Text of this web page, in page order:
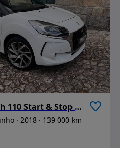
DS DS3 PureTech 110 Start & Stop So Paris
2018 139 000 km